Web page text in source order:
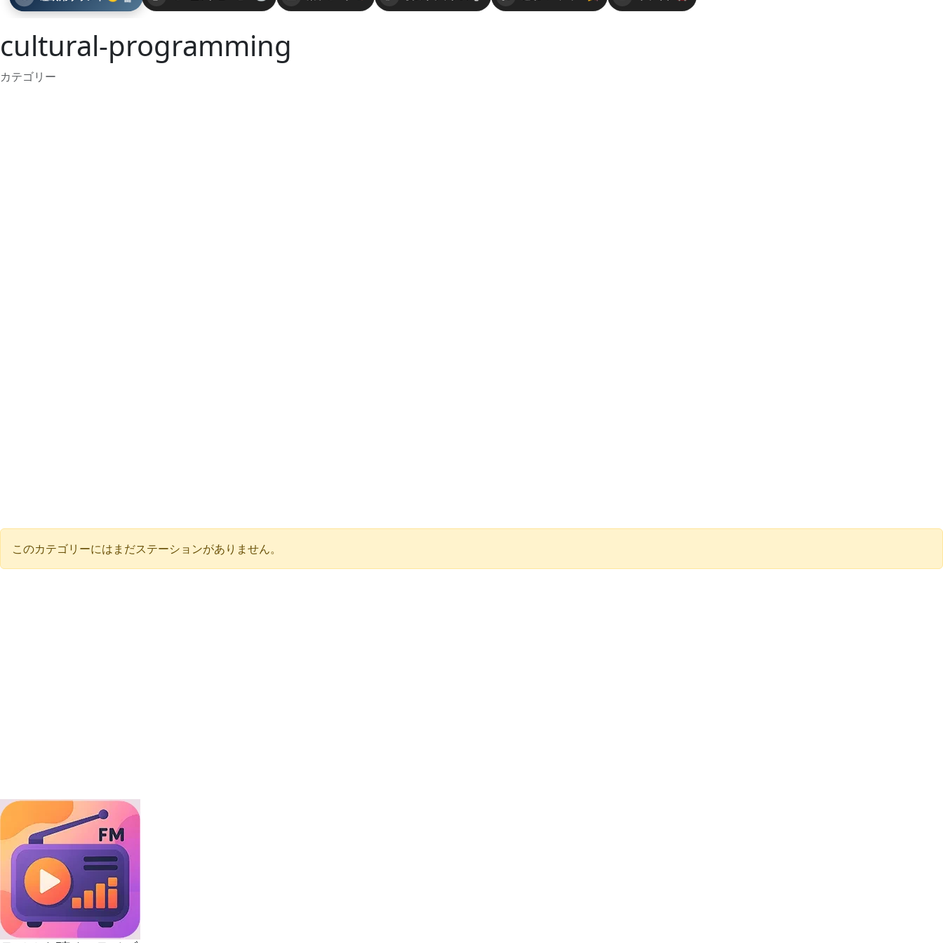
cultural-programming
カテゴリー
このカテゴリーにはまだステーションがありません。